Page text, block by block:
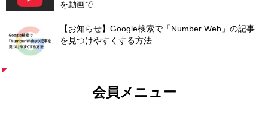
を動画で
【お知らせ】Google検索で「Number Web」の記事
を見つけやすくする方法
会員メニュー